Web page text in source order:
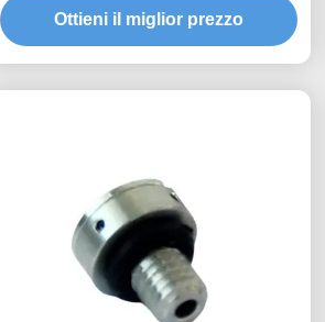
funzionalità
Ottieni il miglior prezzo